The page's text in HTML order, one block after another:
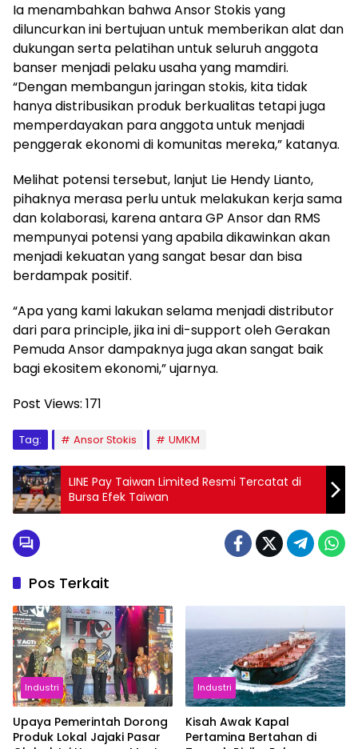
Ia menambahkan bahwa Ansor Stokis yang
diluncurkan ini bertujuan untuk memberikan alat dan
dukungan serta pelatihan untuk seluruh anggota
banser menjadi pelaku usaha yang mamdiri.
“Dengan membangun jaringan stokis, kita tidak
hanya distribusikan produk berkualitas tetapi juga
memperdayakan para anggota untuk menjadi
penggerak ekonomi di komunitas mereka,” katanya.
Melihat potensi tersebut, lanjut Lie Hendy Lianto,
pihaknya merasa perlu untuk melakukan kerja sama
dan kolaborasi, karena antara GP Ansor dan RMS
mempunyai potensi yang apabila dikawinkan akan
menjadi kekuatan yang sangat besar dan bisa
berdampak positif.
“Apa yang kami lakukan selama menjadi distributor
dari para principle, jika ini di-support oleh Gerakan
Pemuda Ansor dampaknya juga akan sangat baik
bagi ekositem ekonomi,” ujarnya.
Post Views: 171
Tag: Ansor Stokis UMKM
LINE Pay Taiwan Limited Resmi Tercatat di
Bursa Efek Taiwan
Pos Terkait
Industri
Upaya Pemerintah Dorong
Produk Lokal Jajaki Pasar
Industri
Kisah Awak Kapal
Pertamina Bertahan di